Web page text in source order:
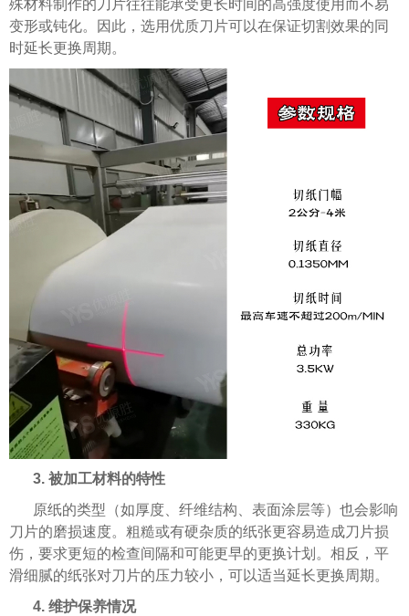
殊材料制作的刀片往往能承受更长时间的高强度使用而不易
变形或钝化。因此，选用优质刀片可以在保证切割效果的同
时延长更换周期。
3. 被加工材料的特性
原纸的类型（如厚度、纤维结构、表面涂层等）也会影响
刀片的磨损速度。粗糙或有硬杂质的纸张更容易造成刀片损
伤，要求更短的检查间隔和可能更早的更换计划。相反，平
滑细腻的纸张对刀片的压力较小，可以适当延长更换周期。
4. 维护保养情况